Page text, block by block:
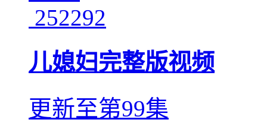
252292
儿媳妇完整版视频
更新至第99集